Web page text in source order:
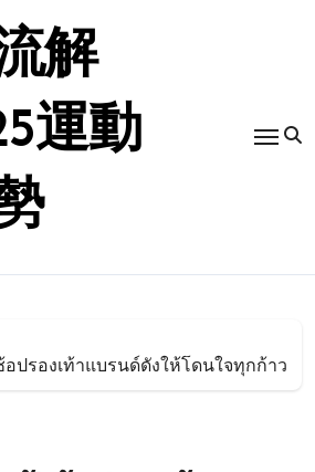
解
運動
ปรองเท้าแบรนด์ดังให้โดนใจทุกก้าว